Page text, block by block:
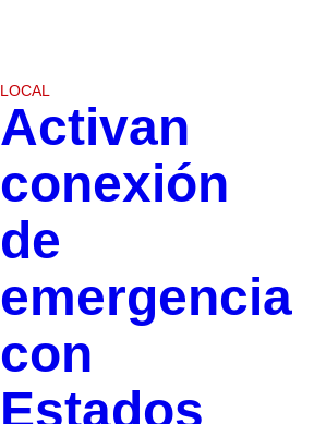
LOCAL
Activan
conexión
de
emergencia
con
Estados